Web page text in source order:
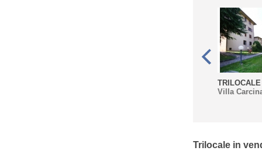
Villa
Trilocale in